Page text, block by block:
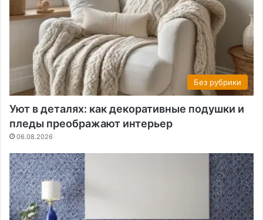
Без рубрики
Уют в деталях: как декоративные подушки и
пледы преображают интерьер
06.08.2026